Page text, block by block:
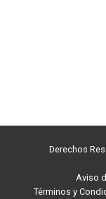
Derechos
Aviso
Términos y